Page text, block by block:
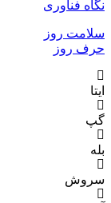
نگاه فناوری
سلامت روز
حرف روز
ایتا
گپ
بله
سروش